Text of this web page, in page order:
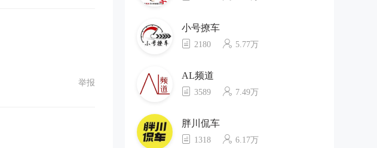
举报
小号撩车
2180 5.77万
AL频道
3589 7.49万
胖川侃车
1318 6.17万